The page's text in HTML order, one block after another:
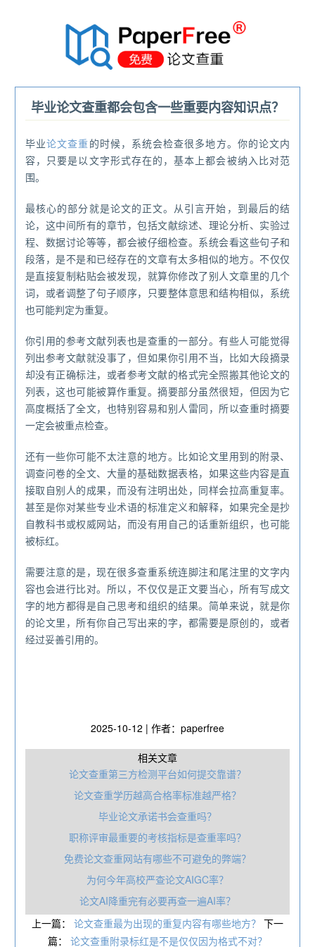
毕业论文查重都会包含一些重要内容知识点？
毕业论文查重的时候，系统会检查很多地方。你的论文内
容，只要是以文字形式存在的，基本上都会被纳入比对范
围。
最核心的部分就是论文的正文。从引言开始，到最后的结
论，这中间所有的章节，包括文献综述、理论分析、实验过
程、数据讨论等等，都会被仔细检查。系统会看这些句子和
段落，是不是和已经存在的文章有太多相似的地方。不仅仅
是直接复制粘贴会被发现，就算你修改了别人文章里的几个
词，或者调整了句子顺序，只要整体意思和结构相似，系统
也可能判定为重复。
你引用的参考文献列表也是查重的一部分。有些人可能觉得
列出参考文献就没事了，但如果你引用不当，比如大段摘录
却没有正确标注，或者参考文献的格式完全照搬其他论文的
列表，这也可能被算作重复。摘要部分虽然很短，但因为它
高度概括了全文，也特别容易和别人雷同，所以查重时摘要
一定会被重点检查。
还有一些你可能不太注意的地方。比如论文里用到的附录、
调查问卷的全文、大量的基础数据表格，如果这些内容是直
接取自别人的成果，而没有注明出处，同样会拉高重复率。
甚至是你对某些专业术语的标准定义和解释，如果完全是抄
自教科书或权威网站，而没有用自己的话重新组织，也可能
被标红。
需要注意的是，现在很多查重系统连脚注和尾注里的文字内
容也会进行比对。所以，不仅仅是正文要当心，所有写成文
字的地方都得是自己思考和组织的结果。简单来说，就是你
的论文里，所有你自己写出来的字，都需要是原创的，或者
经过妥善引用的。
2025-10-12 | 作者：paperfree
相关文章
论文查重第三方检测平台如何提交靠谱？
论文查重学历越高合格率标准越严格？
毕业论文承诺书会查重吗？
职称评审最重要的考核指标是查重率吗？
免费论文查重网站有哪些不可避免的弊端？
为何今年高校严查论文AIGC率？
论文AI降重完有必要再查一遍AI率？
上一篇： 论文查重最为出现的重复内容有哪些地方？ 下一
篇： 论文查重附录标红是不是仅仅因为格式不对？